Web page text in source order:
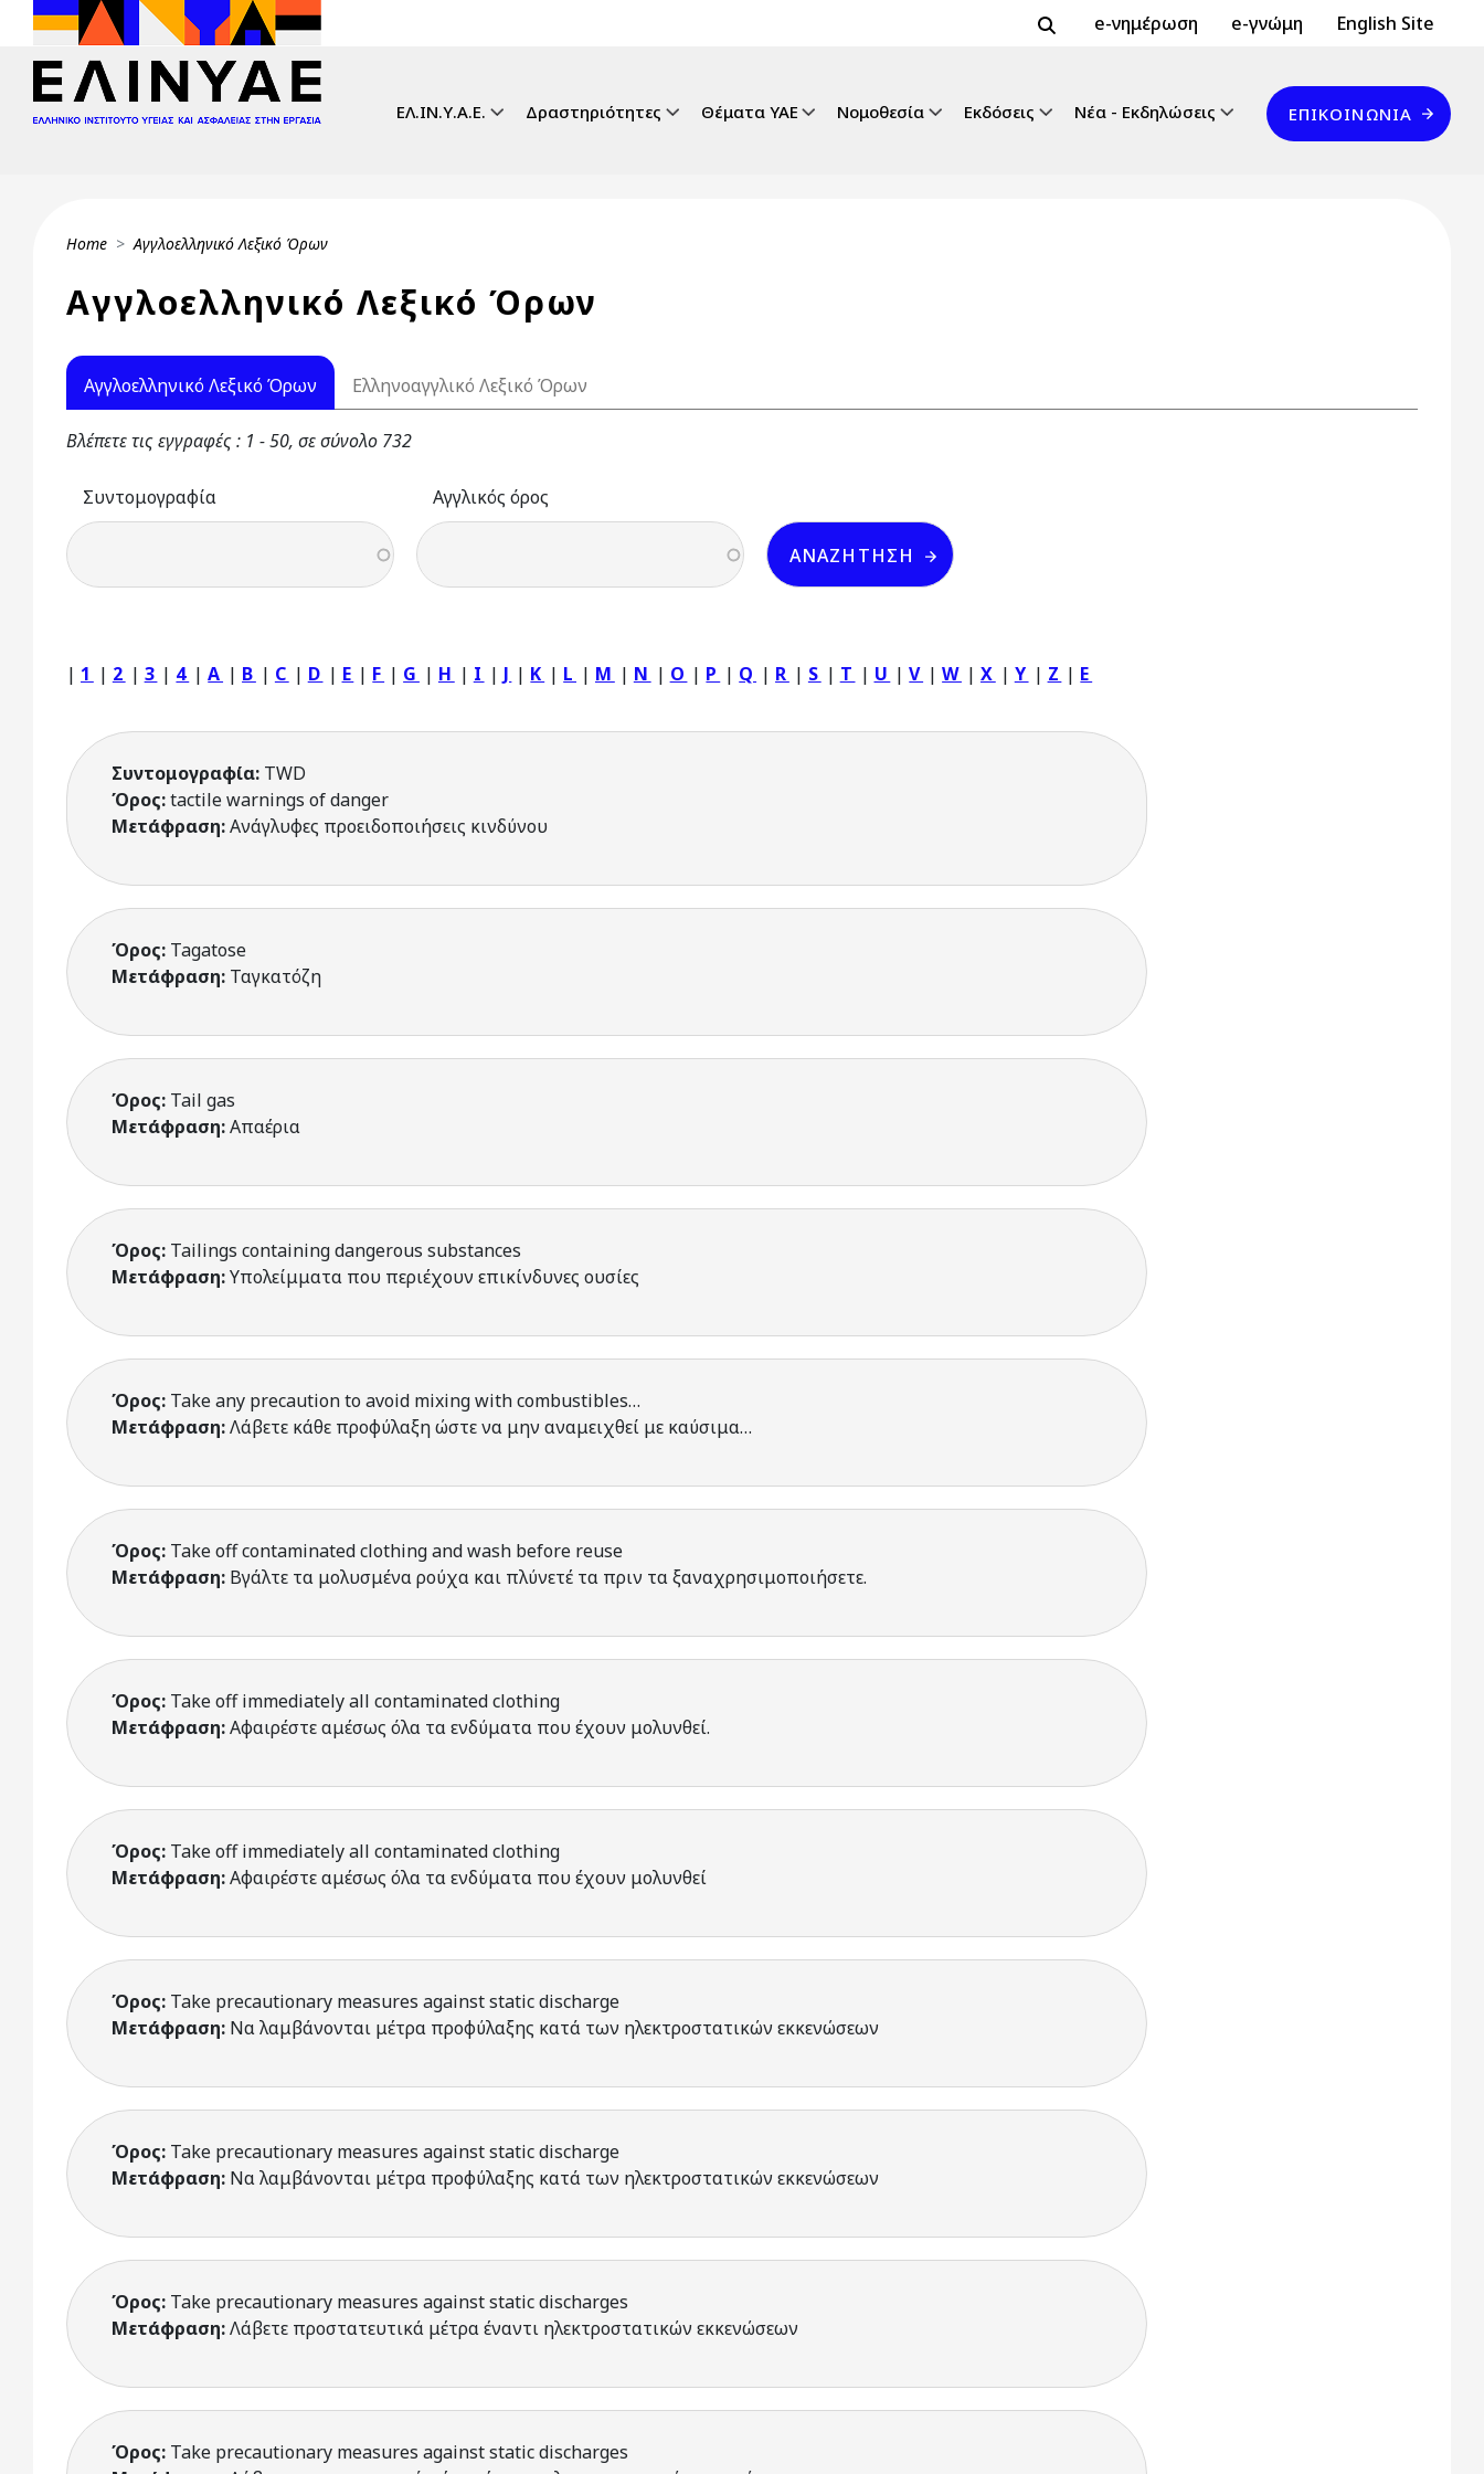
Skip to main content Header Top 2
e-νημέρωση e-γνώμη Header Top
English Site
ΕΛ.ΙΝ.Υ.Α.Ε. Δραστηριότητες Θέματα ΥΑΕ Νομοθεσία Εκδόσεις Νέα - Εκδηλώσεις
Επικοινωνία
ΕΠΙΚΟΙΝΩΝΊΑ
Breadcrumb
Home Αγγλοελληνικό Λεξικό Όρων
Αγγλοελληνικό Λεξικό Όρων
Primary tabs
Αγγλοελληνικό Λεξικό Όρων Ελληνοαγγλικό Λεξικό Όρων
Βλέπετε τις εγγραφές : 1 - 50, σε σύνολο 732
Συντομογραφία Αγγλικός όρος
| 1 | 2 | 3 | 4 |A | B | C | D | E | F | G | H | I | J | K | L | M | N | O | P | Q | R | S | T | U |V |W | X | Y | Z | Ε
Συντομογραφία: TWD
Όρος:tactile warnings of danger
Μετάφραση:Ανάγλυφες προειδοποιήσεις κινδύνου
Όρος: Tagatose
Μετάφραση: Ταγκατόζη
Όρος: Tail gas
Μετάφραση:Απαέρια
Όρος: Tailings containing dangerous substances
Μετάφραση:Υπολείμματα που περιέχουν επικίνδυνες ουσίες
Όρος: Take any precaution to avoid mixing with combustibles…
Μετάφραση:Λάβετε κάθε προφύλαξη ώστε να μην αναμειχθεί με καύσιμα…
Όρος: Take off contaminated clothing and wash before reuse
Μετάφραση: Βγάλτε τα μολυσμένα ρούχα και πλύνετέ τα πριν τα ξαναχρησιμοποιήσετε.
Όρος: Take off immediately all contaminated clothing
Μετάφραση:Αφαιρέστε αμέσως όλα τα ενδύματα που έχουν μολυνθεί.
Όρος: Take off immediately all contaminated clothing
Μετάφραση:Αφαιρέστε αμέσως όλα τα ενδύματα που έχουν μολυνθεί
Όρος: Take precautionary measures against static discharge
Μετάφραση: Να λαμβάνονται μέτρα προφύλαξης κατά των ηλεκτροστατικών εκκενώσεων
Όρος: Take precautionary measures against static discharge
Μετάφραση: Να λαμβάνονται μέτρα προφύλαξης κατά των ηλεκτροστατικών εκκενώσεων
Όρος: Take precautionary measures against static discharges
Μετάφραση:Λάβετε προστατευτικά μέτρα έναντι ηλεκτροστατικών εκκενώσεων
Όρος: Take precautionary measures against static discharges